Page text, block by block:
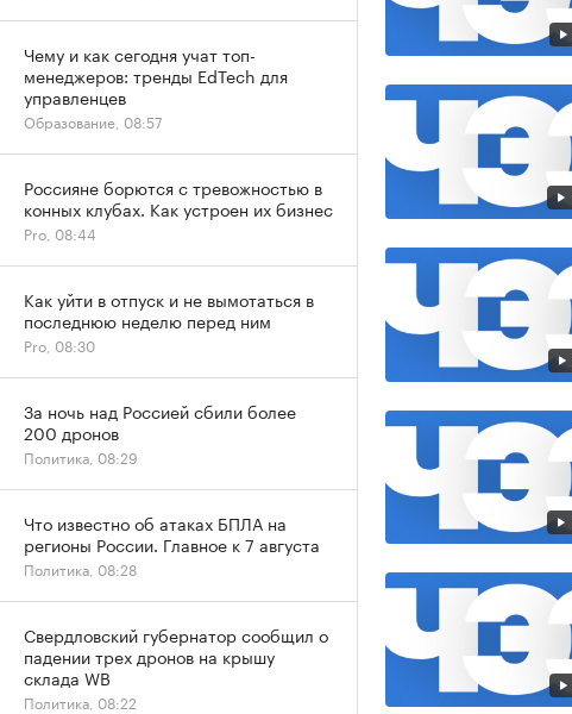
Чему и как сегодня учат топ-
менеджеров: тренды EdTech для
управленцев
Образование, 08:57
Россияне борются с тревожностью в
конных клубах. Как устроен их бизнес
Pro, 08:44
Как уйти в отпуск и не вымотаться в
последнюю неделю перед ним
Pro, 08:30
За ночь над Россией сбили более
200 дронов
Политика, 08:29
Что известно об атаках БПЛА на
регионы России. Главное к 7 августа
Политика, 08:28
Свердловский губернатор сообщил о
падении трех дронов на крышу
склада WB
Политика, 08:22